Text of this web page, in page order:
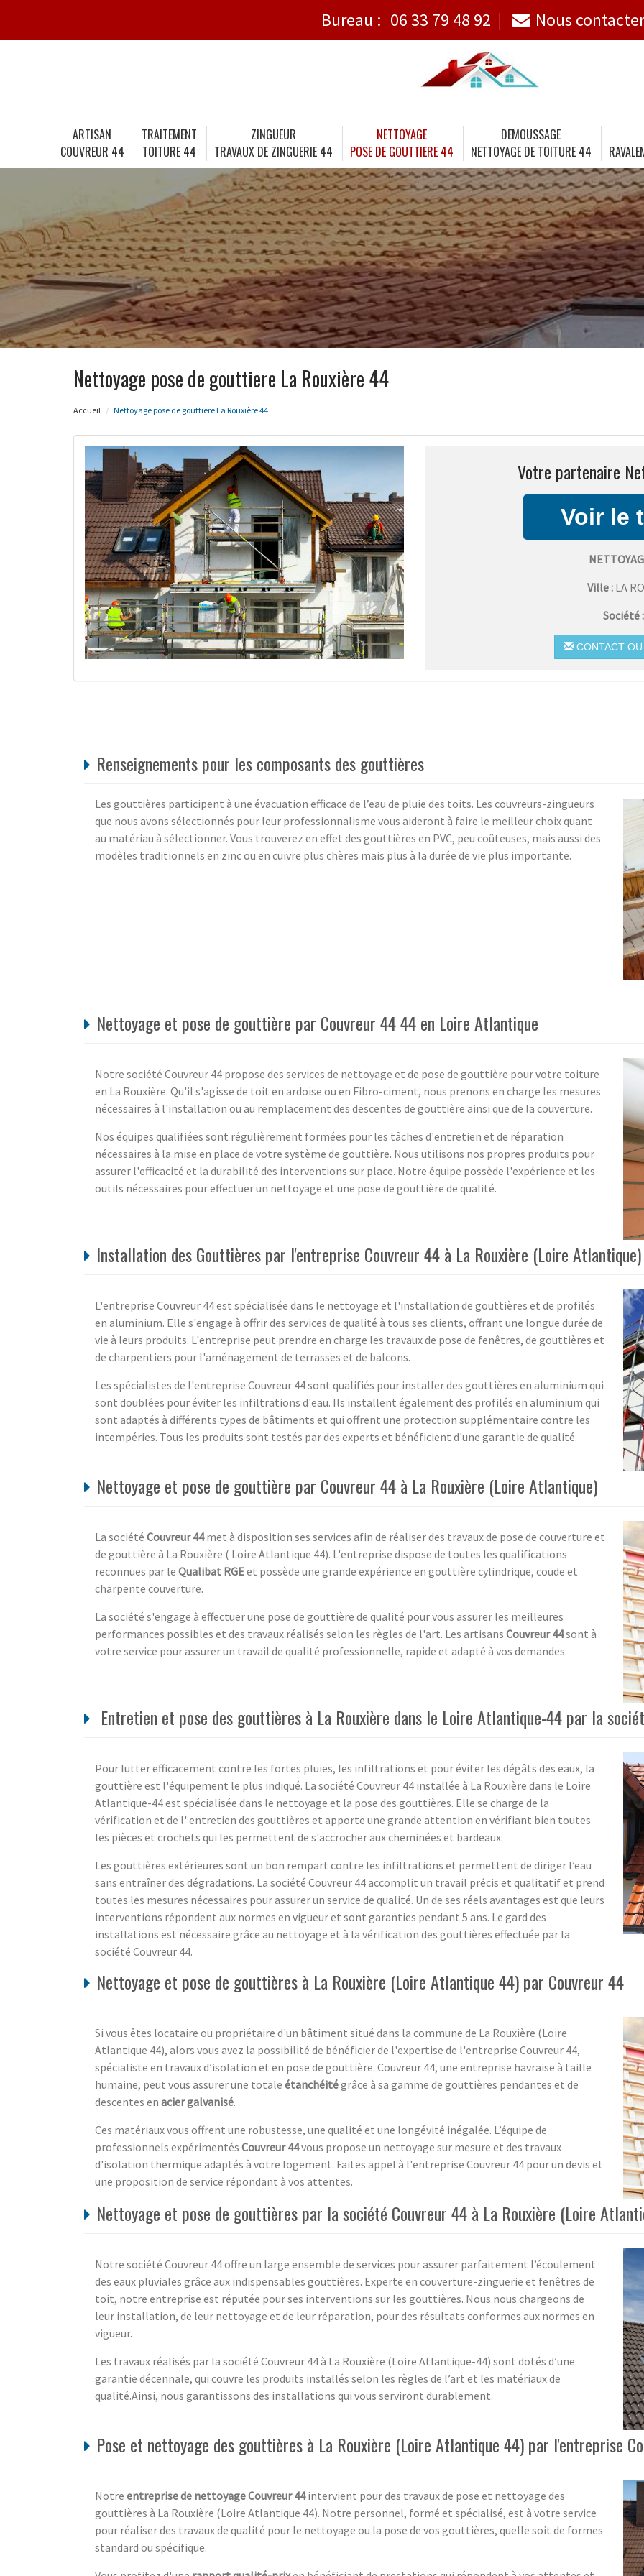
Bureau : 06 33 79 48 92 Nous contacter
ARTISAN
COUVREUR 44
TRAITEMENT
TOITURE 44
ZINGUEUR
TRAVAUX DE ZINGUERIE 44
NETTOYAGE
POSE DE GOUTTIERE 44
DEMOUSSAGE
NETTOYAGE DE TOITURE 44
Nettoyage pose de gouttiere La Rouxière 44
Accueil Nettoyage pose de gouttiere La Rouxière 44
Votre partenaire
Ville : LA
Société
CONTACT OU
Renseignements pour les composants des gouttières
Les gouttières participent à une évacuation efficace de l’eau de pluie des toits. Les couvreurs-zingueurs
que nous avons sélectionnés pour leur professionnalisme vous aideront à faire le meilleur choix quant
au matériau à sélectionner. Vous trouverez en effet des gouttières en PVC, peu coûteuses, mais aussi des
modèles traditionnels en zinc ou en cuivre plus chères mais plus à la durée de vie plus importante.
Nettoyage et pose de gouttière par Couvreur 44 44 en Loire Atlantique
Notre société Couvreur 44 propose des services de nettoyage et de pose de gouttière pour votre toiture
en La Rouxière. Qu'il s'agisse de toit en ardoise ou en Fibro-ciment, nous prenons en charge les mesures
nécessaires à l'installation ou au remplacement des descentes de gouttière ainsi que de la couverture.
Nos équipes qualifiées sont régulièrement formées pour les tâches d'entretien et de réparation
nécessaires à la mise en place de votre système de gouttière. Nous utilisons nos propres produits pour
assurer l'efficacité et la durabilité des interventions sur place. Notre équipe possède l'expérience et les
outils nécessaires pour effectuer un nettoyage et une pose de gouttière de qualité.
Installation des Gouttières par l'entreprise Couvreur 44 à La Rouxière (Loire
L'entreprise Couvreur 44 est spécialisée dans le nettoyage et l'installation de gouttières et de profilés
en aluminium. Elle s'engage à offrir des services de qualité à tous ses clients, offrant une longue durée de
vie à leurs produits. L'entreprise peut prendre en charge les travaux de pose de fenêtres, de gouttières et
de charpentiers pour l'aménagement de terrasses et de balcons.
Les spécialistes de l'entreprise Couvreur 44 sont qualifiés pour installer des gouttières en aluminium qui
sont doublées pour éviter les infiltrations d'eau. Ils installent également des profilés en aluminium qui
sont adaptés à différents types de bâtiments et qui offrent une protection supplémentaire contre les
intempéries. Tous les produits sont testés par des experts et bénéficient d'une garantie de qualité.
Nettoyage et pose de gouttière par Couvreur 44 à La Rouxière (Loire Atlantique)
La société Couvreur 44met à disposition ses services afin de réaliser des travaux de pose de couverture et
de gouttière à La Rouxière ( Loire Atlantique 44). L'entreprise dispose de toutes les qualifications
reconnues par le Qualibat RGEet possède une grande expérience en gouttière cylindrique, coude et
charpente couverture.
La société s'engage à effectuer une pose de gouttière de qualité pour vous assurer les meilleures
performances possibles et des travaux réalisés selon les règles de l'art. Les artisans Couvreur 44sont à
votre service pour assurer un travail de qualité professionnelle, rapide et adapté à vos demandes.
Entretien et pose des gouttières à La Rouxière dans le Loire Atlantique-44 par la
Pour lutter efficacement contre les fortes pluies, les infiltrations et pour éviter les dégâts des eaux, la
gouttière est l'équipement le plus indiqué. La société Couvreur 44 installée à La Rouxière dans le Loire
Atlantique-44 est spécialisée dans le nettoyage et la pose des gouttières. Elle se charge de la
vérification et de l' entretien des gouttières et apporte une grande attention en vérifiant bien toutes
les pièces et crochets qui les permettent de s'accrocher aux cheminées et bardeaux.
Les gouttières extérieures sont un bon rempart contre les infiltrations et permettent de diriger l’eau
sans entraîner des dégradations. La société Couvreur 44 accomplit un travail précis et qualitatif et prend
toutes les mesures nécessaires pour assurer un service de qualité. Un de ses réels avantages est que leurs
interventions répondent aux normes en vigueur et sont garanties pendant 5 ans. Le gard des
installations est nécessaire grâce au nettoyage et à la vérification des gouttières effectuée par la
société Couvreur 44.
Nettoyage et pose de gouttières à La Rouxière (Loire Atlantique 44) par Couvreur 44
Si vous êtes locataire ou propriétaire d'un bâtiment situé dans la commune de La Rouxière (Loire
Atlantique 44), alors vous avez la possibilité de bénéficier de l'expertise de l'entreprise Couvreur 44,
spécialiste en travaux d’isolation et en pose de gouttière. Couvreur 44, une entreprise havraise à taille
humaine, peut vous assurer une totale étanchéitégrâce à sa gamme de gouttières pendantes et de
descentes en acier galvanisé.
Ces matériaux vous offrent une robustesse, une qualité et une longévité inégalée. L’équipe de
professionnels expérimentés Couvreur 44vous propose un nettoyage sur mesure et des travaux
d'isolation thermique adaptés à votre logement. Faites appel à l'entreprise Couvreur 44 pour un devis et
une proposition de service répondant à vos attentes.
Nettoyage et pose de gouttières par la société Couvreur 44 à La Rouxière (Loire
Notre société Couvreur 44 offre un large ensemble de services pour assurer parfaitement l’écoulement
des eaux pluviales grâce aux indispensables gouttières. Experte en couverture-zinguerie et fenêtres de
toit, notre entreprise est réputée pour ses interventions sur les gouttières. Nous nous chargeons de
leur installation, de leur nettoyage et de leur réparation, pour des résultats conformes aux normes en
vigueur.
Les travaux réalisés par la société Couvreur 44 à La Rouxière (Loire Atlantique-44) sont dotés d’une
garantie décennale, qui couvre les produits installés selon les règles de l’art et les matériaux de
qualité.Ainsi, nous garantissons des installations qui vous serviront durablement.
Pose et nettoyage des gouttières à La Rouxière (Loire Atlantique 44) par l'entreprise
Notre entreprise de nettoyage Couvreur 44intervient pour des travaux de pose et nettoyage des
gouttières à La Rouxière (Loire Atlantique 44). Notre personnel, formé et spécialisé, est à votre service
pour réaliser des travaux de qualité pour le nettoyage ou la pose de vos gouttières, quelle soit de formes
standard ou spécifique.